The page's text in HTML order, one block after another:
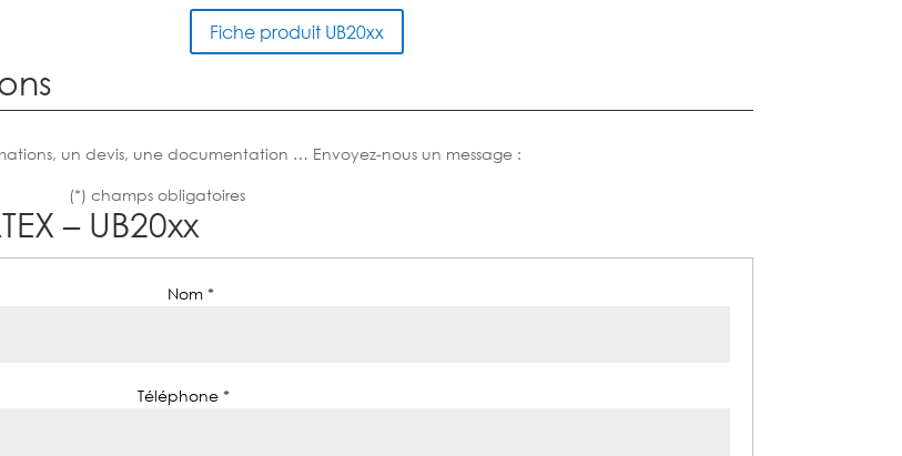
Fiche produit UB20xx
un devis, une documentation … Envoyez-nous un message :
(*) champs obligatoires
– UB20xx
Nom *
Téléphone *